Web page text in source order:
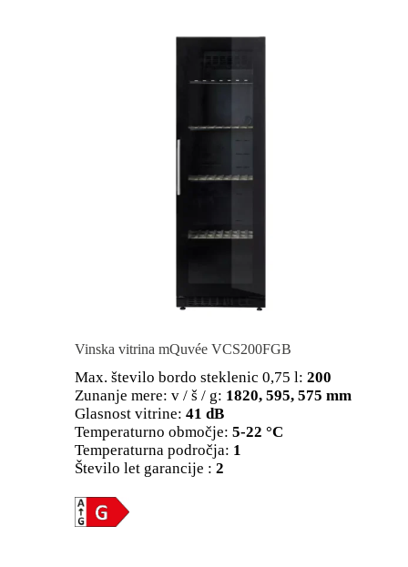
Vinska vitrina mQuvée VCS200FGB
Max. število bordo steklenic 0,75 l: 200
Zunanje mere: v / š / g: 1820, 595, 575 mm
Glasnost vitrine: 41 dB
Temperaturno območje: 5-22 °C
Temperaturna področja: 1
Število let garancije : 2